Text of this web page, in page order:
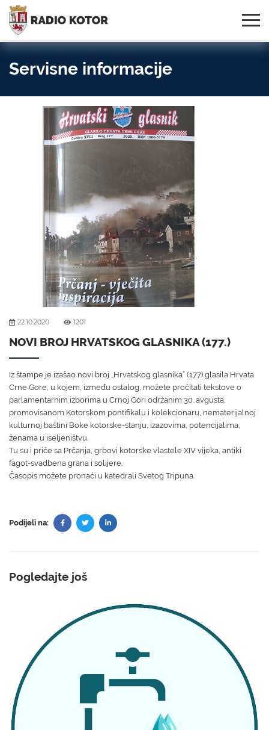
S PONOSOM NOSIMO IME
SVOG GRADA!
Servisne informacije
22.10.2020 1201
NOVI BROJ HRVATSKOG GLASNIKA (177.)
Iz štampe je izašao novi broj „Hrvatskog glasnika” (177) glasila Hrvata
Crne Gore, u kojem, između ostalog, možete pročitati tekstove o
parlamentarnim izborima u Crnoj Gori održanim 30. avgusta,
promovisanom Kotorskom pontifikalu i kolekcionaru, nematerijalnoj
kulturnoj baštini Boke kotorske-stanju, izazovima, potencijalima,
ženama u iseljeništvu.
Tu su i priče sa Prčanja, grbovi kotorske vlastele XIV vijeka, antiki
fagot-svadbena grana i solijere.
Časopis možete pronaći u katedrali Svetog Tripuna.
Podijeli na:
Pogledajte još